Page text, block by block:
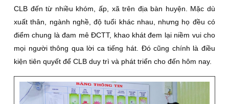
CLB đến từ nhiều khóm, ấp, xã trên địa bàn huyện. Mặc dù
xuất thân, ngành nghề, độ tuổi khác nhau, nhưng họ đều có
điểm chung là đam mê ÐCTT, khao khát đem lại niềm vui cho
mọi người thông qua lời ca tiếng hát. Ðó cũng chính là điều
kiện tiên quyết để CLB duy trì và phát triển cho đến hôm nay.